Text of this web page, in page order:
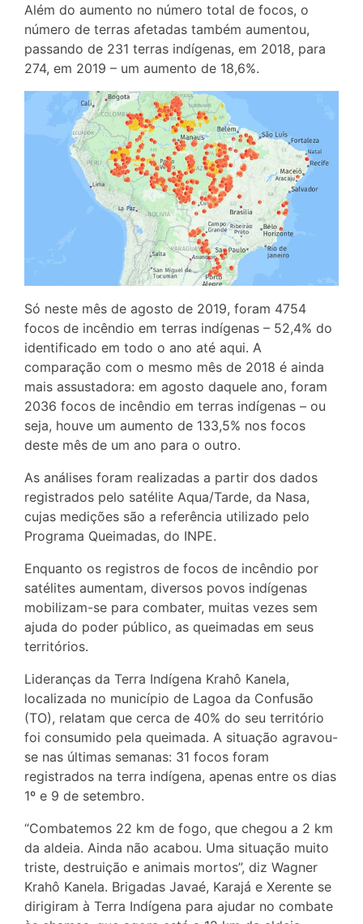
Além do aumento no número total de focos, o
número de terras afetadas também aumentou,
passando de 231 terras indígenas, em 2018, para
274, em 2019 – um aumento de 18,6%.
Só neste mês de agosto de 2019, foram 4754
focos de incêndio em terras indígenas – 52,4% do
identificado em todo o ano até aqui. A
comparação com o mesmo mês de 2018 é ainda
mais assustadora: em agosto daquele ano, foram
2036 focos de incêndio em terras indígenas – ou
seja, houve um aumento de 133,5% nos focos
deste mês de um ano para o outro.
As análises foram realizadas a partir dos dados
registrados pelo satélite Aqua/Tarde, da Nasa,
cujas medições são a referência utilizado pelo
Programa Queimadas, do INPE.
Enquanto os registros de focos de incêndio por
satélites aumentam, diversos povos indígenas
mobilizam-se para combater, muitas vezes sem
ajuda do poder público, as queimadas em seus
territórios.
Lideranças da Terra Indígena Krahô Kanela,
localizada no município de Lagoa da Confusão
(TO), relatam que cerca de 40% do seu território
foi consumido pela queimada. A situação agravou-
se nas últimas semanas: 31 focos foram
registrados na terra indígena, apenas entre os dias
1º e 9 de setembro.
“Combatemos 22 km de fogo, que chegou a 2 km
da aldeia. Ainda não acabou. Uma situação muito
triste, destruição e animais mortos”, diz Wagner
Krahô Kanela. Brigadas Javaé, Karajá e Xerente se
dirigiram à Terra Indígena para ajudar no combate